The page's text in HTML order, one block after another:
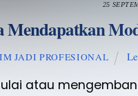
25
Mendapatkan
JADI PROFESIONAL
atau